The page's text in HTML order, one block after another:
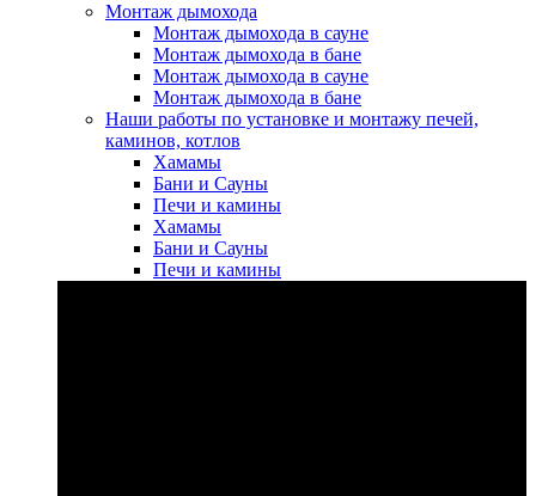
Монтаж дымохода
Монтаж дымохода в сауне
Монтаж дымохода в бане
Монтаж дымохода в сауне
Монтаж дымохода в бане
Наши работы по установке и монтажу печей,
каминов, котлов
Хамамы
Бани и Сауны
Печи и камины
Хамамы
Бани и Сауны
Печи и камины